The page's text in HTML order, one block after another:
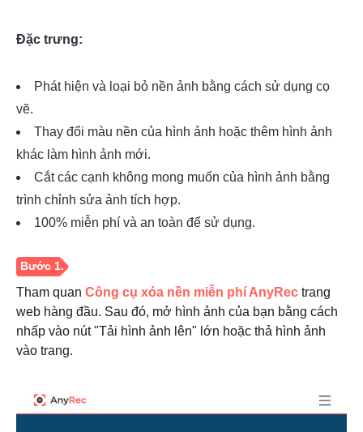
Đặc trưng:
Phát hiện và loại bỏ nền ảnh bằng cách sử dụng cọ
vẽ.
Thay đổi màu nền của hình ảnh hoặc thêm hình ảnh
khác làm hình ảnh mới.
Cắt các cạnh không mong muốn của hình ảnh bằng
trình chỉnh sửa ảnh tích hợp.
100% miễn phí và an toàn để sử dụng.
Tham quan Công cụ xóa nền miễn phí AnyRec trang
web hàng đầu. Sau đó, mở hình ảnh của bạn bằng cách
nhấp vào nút "Tải hình ảnh lên" lớn hoặc thả hình ảnh
vào trang.